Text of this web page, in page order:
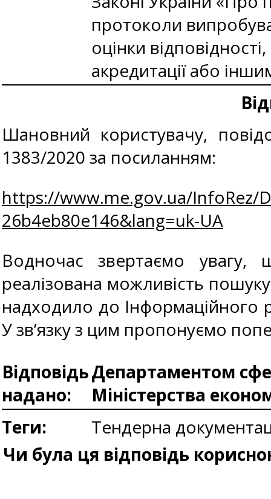
протоколи
оцінки
акредитації або
Шановний користувачу,
1383/2020 за посиланням:
https://www.me.gov.ua/InfoRez/
26b4eb80e146&lang=uk-UA
Водночас звертаємо
реалізована можливість
надходило до Інформаційного
У зв’язку з цим пропонуємо
Відповідь
надано:
Департаментом
Міністерства
Теги:
Тендерна
Чи була ця відповідь